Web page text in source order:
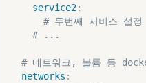
service2:
# 두번째 서비스 설정
# ...
# 네트워크, 볼륨 등
networks :